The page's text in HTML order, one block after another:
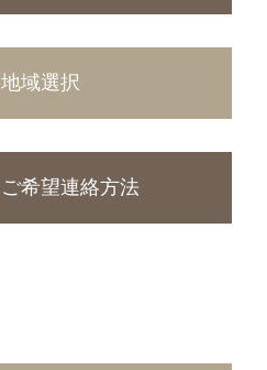
地域選択
ご希望連絡方法